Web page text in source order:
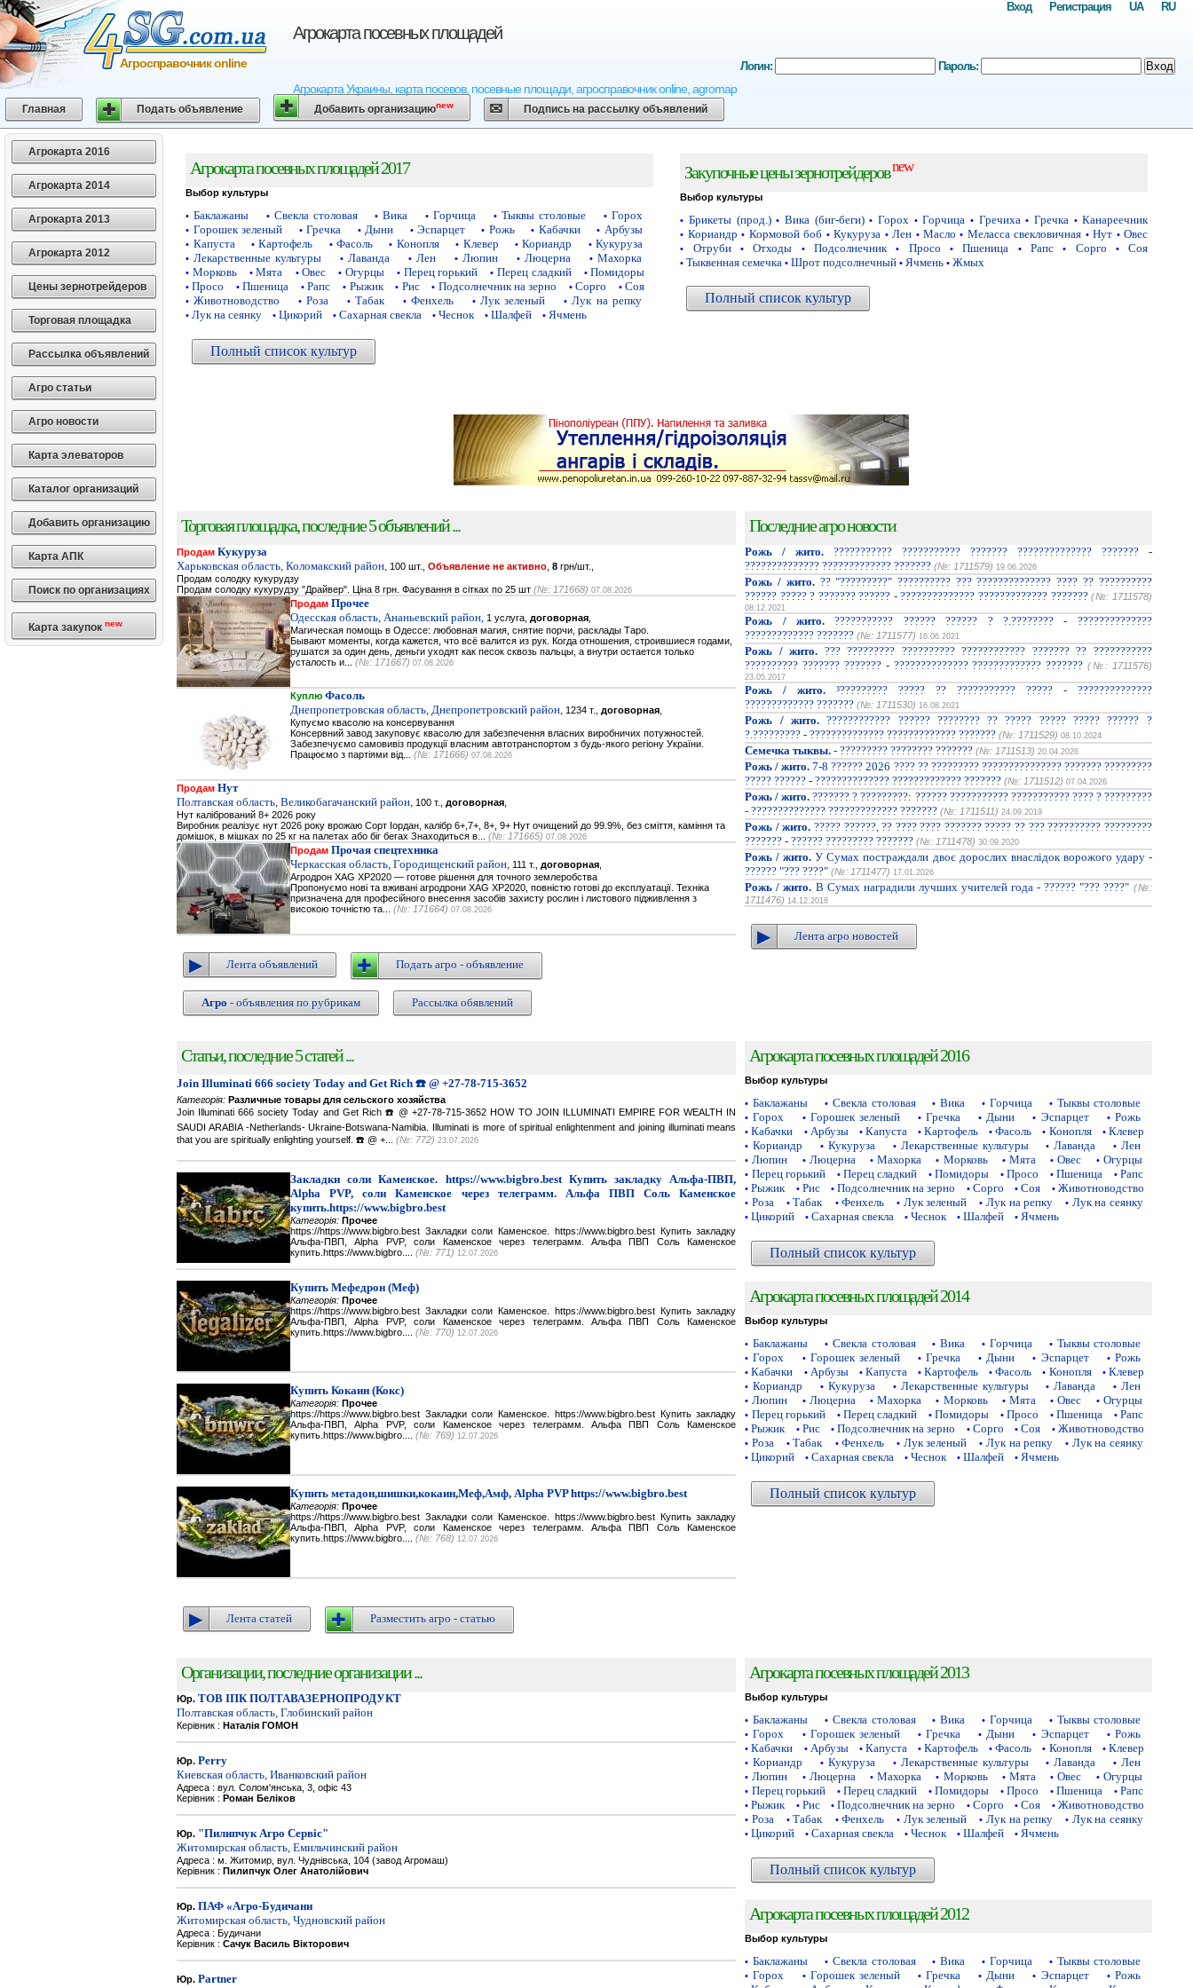
Агрокарта посевных площадей
Агрокарта Украины, карта посевов, посевные площади, агросправочник online, agromap
Агросправочник online
RU
UA
Регистрация
Вход
Логин: Пароль: Вход
Главная Подать объявление Добавить организациюnew Подпись на рассылку объявлений
Агрокарта 2016
Агрокарта 2014
Агрокарта 2013
Агрокарта 2012
Цены зернотрейдеров
Торговая площадка
Рассылка объявлений
Агро статьи
Агро новости
Карта элеваторов
Каталог организаций
Добавить организацию
Карта АПК
Поиск по организациях
Карта закупок new
Агрокарта посевных площадей 2017
Выбор культуры
• Баклажаны • Свекла столовая • Вика • Горчица • Тыквы столовые • Горох
• Горошек зеленый • Гречка • Дыни • Эспарцет • Рожь • Кабачки • Арбузы
• Капуста • Картофель • Фасоль • Конопля • Клевер • Кориандр • Кукуруза
• Лекарственные культуры • Лаванда • Лен • Люпин • Люцерна • Махорка
• Морковь • Мята • Овес • Огурцы • Перец горький • Перец сладкий • Помидоры
• Просо • Пшеница • Рапс • Рыжик • Рис • Подсолнечник на зерно • Сорго • Соя
• Животноводство • Роза • Табак • Фенхель • Лук зеленый • Лук на репку
• Лук на сеянку • Цикорий • Сахарная свекла • Чеснок • Шалфей • Ячмень
Полный список культур
Закупочные цены зернотрейдеровnew
Выбор культуры
• Брикеты (прод.) • Вика (биг-беги) • Горох • Горчица • Гречиха • Гречка • Канареечник
• Кориандр • Кормовой боб • Кукуруза • Лен • Масло • Меласса свекловичная • Нут • Овес
• Отруби • Отходы • Подсолнечник • Просо • Пшеница • Рапс • Сорго • Соя
• Тыквенная семечка • Шрот подсолнечный • Ячмень • Жмых
Полный список культур
Торговая площадка, последние 5 объявлений ...
Продам Кукуруза
Харьковская область, Коломакский район, 100 шт., Объявление не активно 8 грн/шт.,
Продам солодку кукурудзу
Продам солодку кукурудзу "Драйвер". Ціна 8 грн. Фасування в сітках по 25 шт (№: 171668) 07.08.2026
Продам Прочее
Одесская область, Ананьевский район, 1 услуга, договорная
Магическая помощь в Одессе: любовная магия, снятие порчи, расклады Таро.
Бывают моменты, когда кажется, что всё валится из рук. Когда отношения, строившиеся годами,
рушатся за один день, деньги уходят как песок сквозь пальцы, а внутри остается только
усталость и... (№: 171667) 07.08.2026
Куплю Фасоль
Днепропетровская область, Днепропетровский район, 1234 т., договорная
Купуємо квасолю на консервування
Консервний завод закуповує квасолю для забезпечення власних виробничих потужностей.
Забезпечуємо самовивіз продукції власним автотранспортом з будь-якого регіону України.
Працюємо з партіями від... (№: 171666) 07.08.2026
Продам Нут
Полтавская область, Великобагачанский район, 100 т., договорная
Нут калібрований 8+ 2026 року
Виробник реалізує нут 2026 року врожаю Сорт Іордан, калібр 6+,7+, 8+, 9+ Нут очищений до 99.9%, без сміття, каміння та
домішок, в мішках по 25 кг на палетах або біг бегах Знаходиться в... (№: 171665) 07.08.2026
Продам Прочая спецтехника
Черкасская область, Городищенский район, 111 т., договорная
Агродрон XAG XP2020 — готове рішення для точного землеробства
Пропонуємо нові та вживані агродрони XAG XP2020, повністю готові до експлуатації. Техніка
призначена для професійного внесення засобів захисту рослин і листового підживлення з
високою точністю та... (№: 171664) 07.08.2026
Лента объявлений Подать агро - объявление
Агро - объявления по рубрикам Рассылка обявлений
Последние агро новости
Рожь / жито. ??????????? ??????????? ??????? ?????????????? ??????? -
?????????????? ????????????? ??????? (№: 1711579) 19.06.2026
Рожь / жито.?? "?????????" ?????????? ??? ?????????????? ???? ?? ??????????
?????? ????? ? ??????? ?????? - ?????????????? ????????????? ??????? (№: 1711578)
08.12.2021
Рожь / жито. ??????????? ?????? ?????? ? ?.???????? - ??????????????
????????????? ??????? (№: 1711577) 16.06.2021
Рожь / жито. ??? ????????? ?????????? ???????????? ??????? ?? ???????????
?????????? ??????? ??????? - ?????????????? ????????????? ??????? (№: 1711576)
23.05.2017
Рожь / жито. ³????????? ????? ?? ??????????? ????? - ??????????????
????????????? ??????? (№: 1711530) 16.08.2021
Рожь / жито.???????????? ?????? ???????? ?? ????? ????? ????? ?????? ?
?.????????? - ?????????????? ????????????? ??????? (№: 1711529) 08.10.2024
Семечка тыквы. - ????????? ???????? ??????? (№: 1711513) 20.04.2026
Рожь / жито. 7-8 ?????? 2026 ???? ?? ????????? ??????????????? ??????? ?????????
????? ?????? - ?????????????? ????????????? ??????? (№: 1711512) 07.04.2026
Рожь / жито. ??????? ? ?????????: ?????? ??????????? ??????????? ???? ? ?????????
- ?????????????? ????????????? ??????? (№: 1711511) 24.09.2019
Рожь / жито. ????? ??????, ?? ???? ???? ??????? ????? ?? ??? ?????????? ?????????
??????? - ?????? ????????? ??????? (№: 1711478) 30.09.2020
Рожь / жито. У Сумах постраждали двоє дорослих внаслідок ворожого удару -
?????? "??? ????" (№: 1711477) 17.01.2026
Рожь / жито. В Сумах наградили лучших учителей года - ?????? "??? ????" (№:
1711476) 14.12.2018
Лента агро новостей
Статьи, последние 5 статей ...
Join Illuminati 666 society Today and Get Rich ☎️ @ +27-78-715-3652
Категорія: Различные товары для сельского хозяйства
Join Illuminati 666 society Today and Get Rich ☎️ @ +27-78-715-3652 HOW TO JOIN ILLUMINATI EMPIRE FOR WEALTH IN
SAUDI ARABIA -Netherlands- Ukraine-Botswana-Namibia. Illuminati is more of spiritual enlightenment and joining illuminati means
that you are spiritually enlighting yourself. ☎️ @ +... (№: 772) 23.07.2026
Закладки соли Каменское. https://www.bigbro.best Купить закладку Альфа-ПВП,
Alpha PVP, соли Каменское через телеграмм. Альфа ПВП Соль Каменское
купить.https://www.bigbro.best
Категорія: Прочее
https://https://www.bigbro.best Закладки соли Каменское. https://www.bigbro.best Купить закладку
Альфа-ПВП, Alpha PVP, соли Каменское через телеграмм. Альфа ПВП Соль Каменское
купить.https://www.bigbro.... (№: 771) 12.07.2026
Купить Мефедрон (Меф)
Категорія: Прочее
https://https://www.bigbro.best Закладки соли Каменское. https://www.bigbro.best Купить закладку
Альфа-ПВП, Alpha PVP, соли Каменское через телеграмм. Альфа ПВП Соль Каменское
купить.https://www.bigbro.... (№: 770) 12.07.2026
Купить Кокаин (Кокс)
Категорія: Прочее
https://https://www.bigbro.best Закладки соли Каменское. https://www.bigbro.best Купить закладку
Альфа-ПВП, Alpha PVP, соли Каменское через телеграмм. Альфа ПВП Соль Каменское
купить.https://www.bigbro.... (№: 769) 12.07.2026
Купить метадон,шишки,кокаин,Меф,Амф, Alpha PVP https://www.bigbro.best
Категорія: Прочее
https://https://www.bigbro.best Закладки соли Каменское. https://www.bigbro.best Купить закладку
Альфа-ПВП, Alpha PVP, соли Каменское через телеграмм. Альфа ПВП Соль Каменское
купить.https://www.bigbro.... (№: 768) 12.07.2026
Лента статей Разместить агро - статью
Агрокарта посевных площадей 2016
Выбор культуры
• Баклажаны • Свекла столовая • Вика • Горчица • Тыквы столовые
• Горох • Горошек зеленый • Гречка • Дыни • Эспарцет • Рожь
• Кабачки • Арбузы • Капуста • Картофель • Фасоль • Конопля • Клевер
• Кориандр • Кукуруза • Лекарственные культуры • Лаванда • Лен
• Люпин • Люцерна • Махорка • Морковь • Мята • Овес • Огурцы
• Перец горький • Перец сладкий • Помидоры • Просо • Пшеница • Рапс
• Рыжик • Рис • Подсолнечник на зерно • Сорго • Соя • Животноводство
• Роза • Табак • Фенхель • Лук зеленый • Лук на репку • Лук на сеянку
• Цикорий • Сахарная свекла • Чеснок • Шалфей • Ячмень
Полный список культур
Агрокарта посевных площадей 2014
Выбор культуры
• Баклажаны • Свекла столовая • Вика • Горчица • Тыквы столовые
• Горох • Горошек зеленый • Гречка • Дыни • Эспарцет • Рожь
• Кабачки • Арбузы • Капуста • Картофель • Фасоль • Конопля • Клевер
• Кориандр • Кукуруза • Лекарственные культуры • Лаванда • Лен
• Люпин • Люцерна • Махорка • Морковь • Мята • Овес • Огурцы
• Перец горький • Перец сладкий • Помидоры • Просо • Пшеница • Рапс
• Рыжик • Рис • Подсолнечник на зерно • Сорго • Соя • Животноводство
• Роза • Табак • Фенхель • Лук зеленый • Лук на репку • Лук на сеянку
• Цикорий • Сахарная свекла • Чеснок • Шалфей • Ячмень
Полный список культур
Организации, последние организации ...
Юр. ТОВ ІПК ПОЛТАВАЗЕРНОПРОДУКТ
Полтавская область, Глобинский район
Керівник : Наталія ГОМОН
Юр. Perry
Киевская область, Иванковский район
Адреса : вул. Солом'янська, 3, офіс 43
Керівник : Роман Беліков
Юр. "Пилипчук Агро Сервіс"
Житомирская область, Емильчинский район
Адреса : м. Житомир, вул. Чуднівська, 104 (завод Агромаш)
Керівник : Пилипчук Олег Анатолійович
Юр. ПАФ «Агро-Будичани
Житомирская область, Чудновский район
Адреса : Будичани
Керівник : Сачук Василь Вікторович
Юр. Partner
Агрокарта посевных площадей 2013
Выбор культуры
• Баклажаны • Свекла столовая • Вика • Горчица • Тыквы столовые
• Горох • Горошек зеленый • Гречка • Дыни • Эспарцет • Рожь
• Кабачки • Арбузы • Капуста • Картофель • Фасоль • Конопля • Клевер
• Кориандр • Кукуруза • Лекарственные культуры • Лаванда • Лен
• Люпин • Люцерна • Махорка • Морковь • Мята • Овес • Огурцы
• Перец горький • Перец сладкий • Помидоры • Просо • Пшеница • Рапс
• Рыжик • Рис • Подсолнечник на зерно • Сорго • Соя • Животноводство
• Роза • Табак • Фенхель • Лук зеленый • Лук на репку • Лук на сеянку
• Цикорий • Сахарная свекла • Чеснок • Шалфей • Ячмень
Полный список культур
Агрокарта посевных площадей 2012
Выбор культуры
• Баклажаны • Свекла столовая • Вика • Горчица • Тыквы столовые
• Горох • Горошек зеленый • Гречка • Дыни • Эспарцет • Рожь